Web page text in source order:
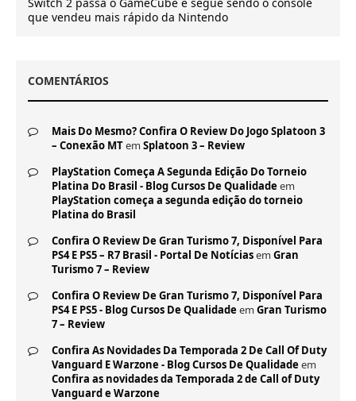
que vendeu mais rápido da Nintendo
COMENTÁRIOS
Mais Do Mesmo? Confira O Review Do Jogo Splatoon 3
– Conexão MTem Splatoon 3 – Review
PlayStation Começa A Segunda Edição Do Torneio
Platina Do Brasil - Blog Cursos De Qualidade em
PlayStation começa a segunda edição do torneio
Platina do Brasil
Confira O Review De Gran Turismo 7, Disponível Para
PS4 E PS5 – R7 Brasil - Portal De Notíciasem Gran
Turismo 7 – Review
Confira O Review De Gran Turismo 7, Disponível Para
PS4 E PS5 - Blog Cursos De Qualidade em Gran Turismo
7 – Review
Confira As Novidades Da Temporada 2 De Call Of Duty
Vanguard E Warzone - Blog Cursos De Qualidade em
Confira as novidades da Temporada 2 de Call of Duty
Vanguard e Warzone